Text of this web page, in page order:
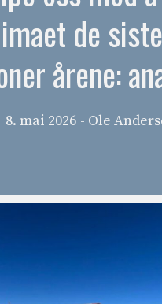
de
årene:
8. mai 2026 - Ole